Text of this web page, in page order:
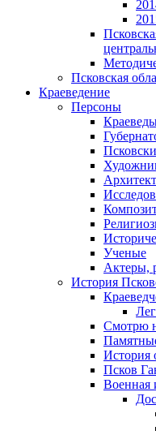
Псковская
Краеведение
Персоны
Ученые
Актеры,
История
Смотрю
История
Псков
Военная